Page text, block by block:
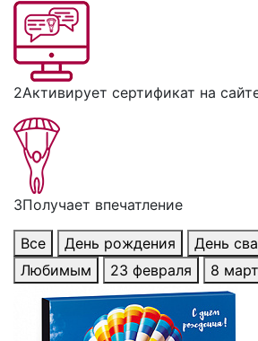
2Активирует сертификат на
3Получает впечатление
Все День рождения
День
Любимым
23 февраля 8